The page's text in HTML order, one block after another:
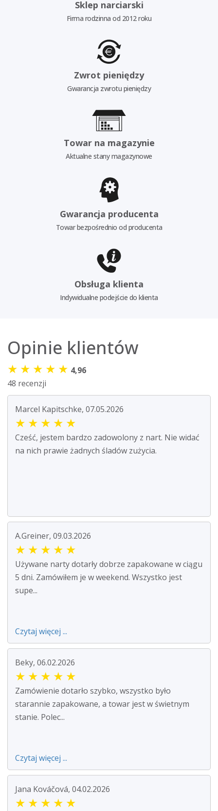
Sklep narciarski
Firma rodzinna od 2012 roku
Zwrot pieniędzy
Gwarancja zwrotu pieniędzy
Towar na magazynie
Aktualne stany magazynowe
Gwarancja producenta
Towar bezpośrednio od producenta
Obsługa klienta
Indywidualne podejście do klienta
Opinie klientów
★ ★ ★ ★ ★ 4,96
48 recenzji
Marcel Kapitschke, 07.05.2026
★ ★ ★ ★ ★
Cześć, jestem bardzo zadowolony z nart. Nie widać
na nich prawie żadnych śladów zużycia.
A.Greiner, 09.03.2026
★ ★ ★ ★ ★
Używane narty dotarły dobrze zapakowane w ciągu
5 dni. Zamówiłem je w weekend. Wszystko jest
supe...
Czytaj więcej ...
Beky, 06.02.2026
★ ★ ★ ★ ★
Zamówienie dotarło szybko, wszystko było
starannie zapakowane, a towar jest w świetnym
stanie. Polec...
Czytaj więcej ...
Jana Kováčová, 04.02.2026
★ ★ ★ ★ ★